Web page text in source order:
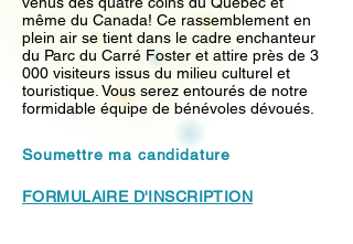
même du Canada! Ce rassemblement en
plein air se tient dans le cadre enchanteur
du Parc du Carré Foster et attire près de 3
000 visiteurs issus du milieu culturel et
touristique. Vous serez entourés de notre
formidable équipe de bénévoles dévoués. ​
Soumettre ma candidature
FORMULAIRE D'INSCRIPTION